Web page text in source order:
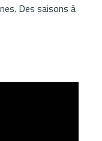
Des saisons à